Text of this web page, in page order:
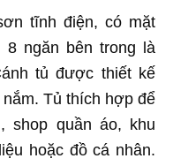
tĩnh điện, có mặt
8 ngăn bên trong là
tủ được thiết kế
Tủ thích hợp để
shop quần áo, khu
hoặc đồ cá nhân.